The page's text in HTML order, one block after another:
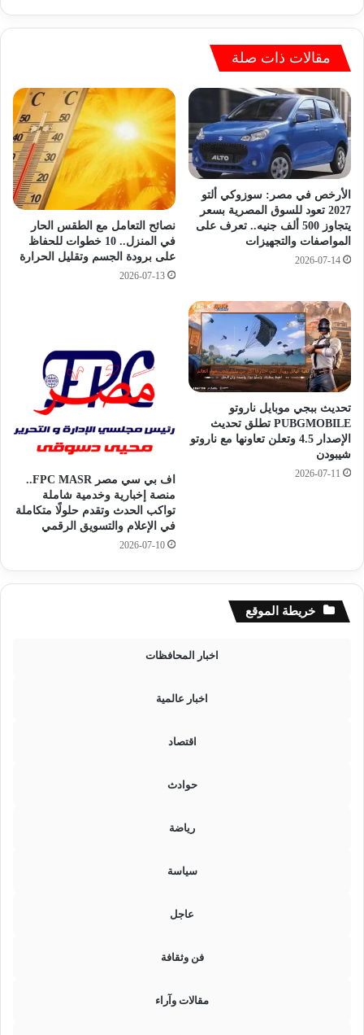
م
ج
ل
و
س
ف
و
ر
ع
ن
ه
ا
م
ن
ن
ا
ب
ل
(
ف
س
ت
ر
ل
ا
ف
ي
ك
أ
س
ع
ا
ل
م
ه
ت
ن
ق
ل
ا
ة
ب
مقالات ذات صلة
الأرخص في مصر: سوزوكي ألتو
2027 تعود للسوق المصرية بسعر
يتجاوز 500 ألف جنيه.. تعرف على
المواصفات والتجهيزات
2026-07-14
نصائح التعامل مع الطقس الحار
في المنزل.. 10 خطوات للحفاظ
على برودة الجسم وتقليل الحرارة
2026-07-13
تحديث ببجي موبايل ناروتو
PUBGMOBILE تطلق تحديث
الإصدار 4.5 وتعلن تعاونها مع ناروتو
شيبودن
2026-07-11
اف بي سي مصر FPC MASR..
منصة إخبارية وخدمية شاملة
تواكب الحدث وتقدم حلولًا متكاملة
في الإعلام والتسويق الرقمي
2026-07-10
خريطة الموقع
اخبار المحافظات
اخبار عالمية
اقتصاد
حوادث
رياضة
سياسة
عاجل
فن وثقافة
مقالات وآراء